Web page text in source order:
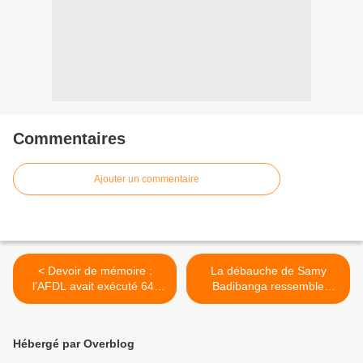
Commentaires
Ajouter un commentaire
< Devoir de mémoire :
l’AFDL avait exécuté 647
personnes lors de son
La débauche de Samy
Badibanga ressemble
étrangement à celle
Hébergé par Overblog